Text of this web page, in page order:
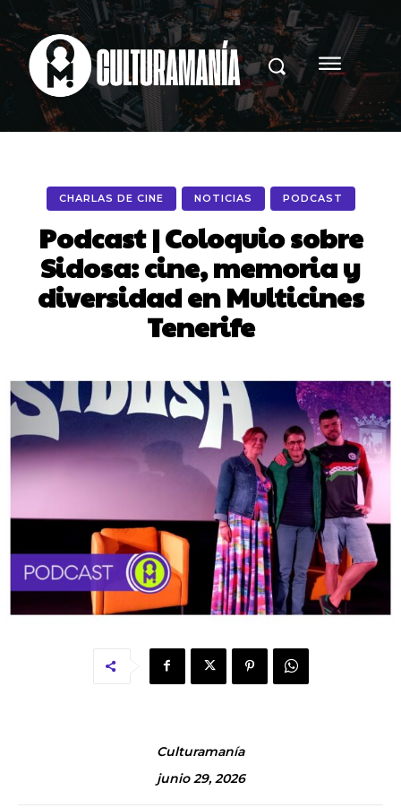
CHARLAS DE CINE NOTICIAS PODCAST
Podcast | Coloquio sobre
Sidosa: cine, memoria y
diversidad en Multicines
Tenerife
Culturamanía
junio 29, 2026